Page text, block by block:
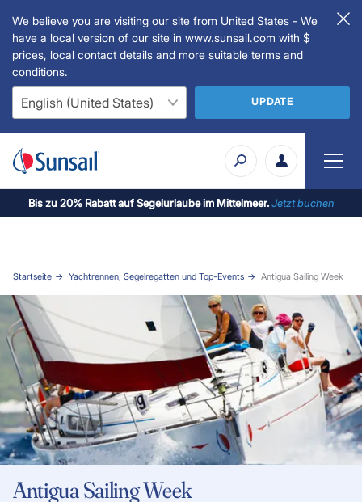
We believe you are visiting our site from United States - We
have a local version of our site in www.sunsail.com with $
prices, local contact details and more suitable terms and
conditions.
UPDATE
Bis zu 20% Rabatt auf Segelurlaube im Mittelmeer.Jetzt buchen
Startseite Yachtrennen, Segelregatten und Top-Events Antigua Sailing Week
Antigua Sailing Week